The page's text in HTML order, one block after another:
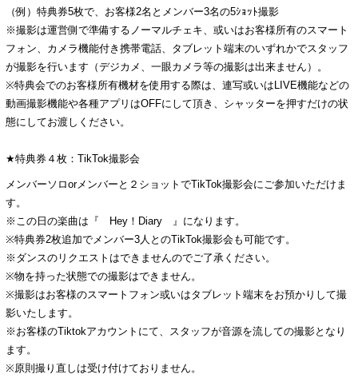
（例）特典券5枚で、お客様2名とメンバー3名の5ｼｮｯﾄ撮影
※撮影は運営側で準備するノーマルチェキ、或いはお客様所有のスマート
フォン、カメラ機能付き携帯電話、タブレット端末のいずれかでスタッフ
が撮影を行います（デジカメ、一眼カメラ等の撮影は出来ません）。
※特典会でのお客様所有機材を使用する際は、連写或いはLIVE機能などの
動画撮影機能や各種アプリはOFFにして頂き、シャッターを押すだけの状
態にしてお渡しください。
★特典券４枚：TikTok撮影会
メンバーソロorメンバーと２ショットでTikTok撮影会にご参加いただけま
す。
※この日の楽曲は『 Hey！Diary 』になります。
※特典券2枚追加でメンバー3人とのTikTok撮影会も可能です。
※ダンスのリクエストはできませんのでご了承ください。
※物を持った状態での撮影はできません。
※撮影はお客様のスマートフォン或いはタブレット端末をお預かりして撮
影いたします。
※お客様のTiktokアカウントにて、スタッフが音源を流しての撮影となり
ます。
※原則撮り直しは受け付けておりません。